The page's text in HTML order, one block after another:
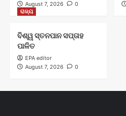
August 7, 2026
0
ରାଜ୍ୟ
ବିଶ୍ୱ ସ୍ତନପାନ ସପ୍ତାହ
ପାଳିତ
EPA editor
August 7, 2026
0